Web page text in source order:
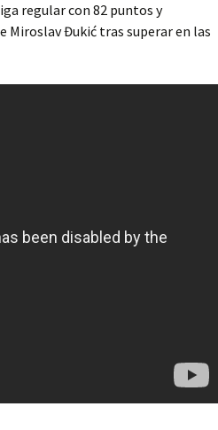
regular con 82 puntos y
Miroslav Đukić tras superar en las